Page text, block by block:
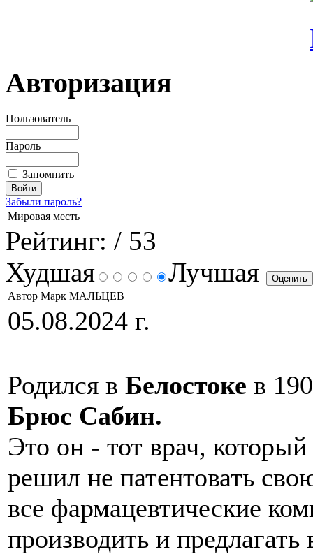
Авторизация
Пользователь
Пароль
Запомнить
Забыли пароль?
Мировая месть
Рейтинг: / 53
Худшая
Лучшая
Автор Марк МАЛЬЦЕВ
05.08.2024 г.
Родился в Белостоке в
Брюс Сабин.
Это он - тот врач,
решил не патентовать
все фармацевтические
производить и